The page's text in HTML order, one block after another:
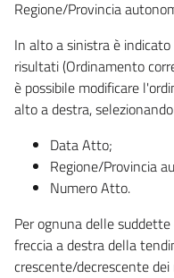
Regione/Provincia
In alto a sinistra è
risultati (Ordinamento
è possibile modificare
alto a destra,
Data Atto;
Regione/Provincia
Numero Atto.
Per ognuna delle
freccia a destra della
crescente/decrescente